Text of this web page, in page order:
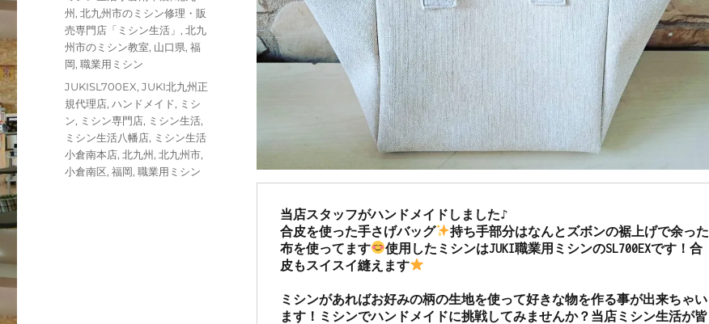
当店スタッフがハンドメイドしました♪
合皮を使った手さげバッグ
持ち手部分はなんとズボンの裾上げで余った
布を使ってます
使用したミシンはJUKI職業用ミシンのSL700EXです！合
皮もスイスイ縫えます
ミシンがあればお好みの柄の生地を使って好きな物を作る事が出来ちゃい
ます！ミシンでハンドメイドに挑戦してみませんか？当店ミシン生活が皆
州 ,北九州市のミシン修理・販
売専門店「ミシン生活」 ,北九
州市のミシン教室, 山口県,福
岡,職業用ミシン
タ
グ
JUKISL700EX,JUKI北九州正
規代理店,ハンドメイド, ミシ
ン, ミシン専門店, ミシン生活,
ミシン生活八幡店, ミシン生活
小倉南本店,北九州 ,北九州市,
小倉南区,福岡,職業用ミシン